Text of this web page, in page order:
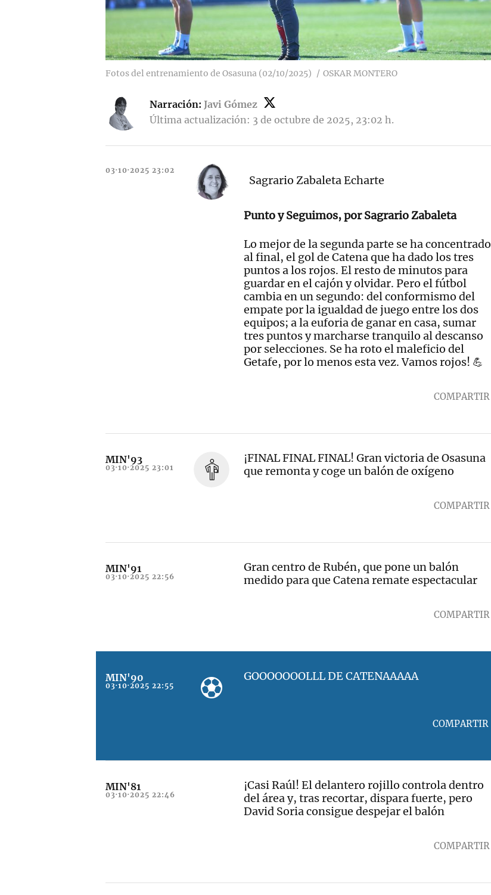
Fotos del entrenamiento de Osasuna (02/10/2025) OSKAR MONTERO
Narración: Javi Gómez
Última actualización: 3 de octubre de 2025, 23:02 h.
03·10·2025 23:02
Sagrario Zabaleta Echarte
Punto y Seguimos, por Sagrario Zabaleta
Lo mejor de la segunda parte se ha concentrado
al final, el gol de Catena que ha dado los tres
puntos a los rojos. El resto de minutos para
guardar en el cajón y olvidar. Pero el fútbol
cambia en un segundo: del conformismo del
empate por la igualdad de juego entre los dos
equipos; a la euforia de ganar en casa, sumar
tres puntos y marcharse tranquilo al descanso
por selecciones. Se ha roto el maleficio del
Getafe, por lo menos esta vez. Vamos rojos! 💪
COMPARTIR
MIN'93
03·10·2025 23:01
¡FINAL FINAL FINAL! Gran victoria de Osasuna
que remonta y coge un balón de oxígeno
COMPARTIR
MIN'91
03·10·2025 22:56
Gran centro de Rubén, que pone un balón
medido para que Catena remate espectacular
COMPARTIR
MIN'90
03·10·2025 22:55
GOOOOOOOLLL DE CATENAAAAA
COMPARTIR
MIN'81
03·10·2025 22:46
¡Casi Raúl! El delantero rojillo controla dentro
del área y, tras recortar, dispara fuerte, pero
David Soria consigue despejar el balón
COMPARTIR